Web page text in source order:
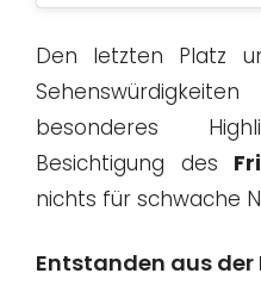
Den letzten Platz
besonderes
Besichtigung des
nichts für schwache
Entstanden aus der